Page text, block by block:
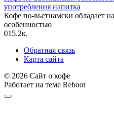
употребления напитка
Кофе по-вьетнамски обладает
особенностью
015.2к.
Обратная связь
Карта сайта
© 2026 Сайт о кофе
Работает на теме Reboot